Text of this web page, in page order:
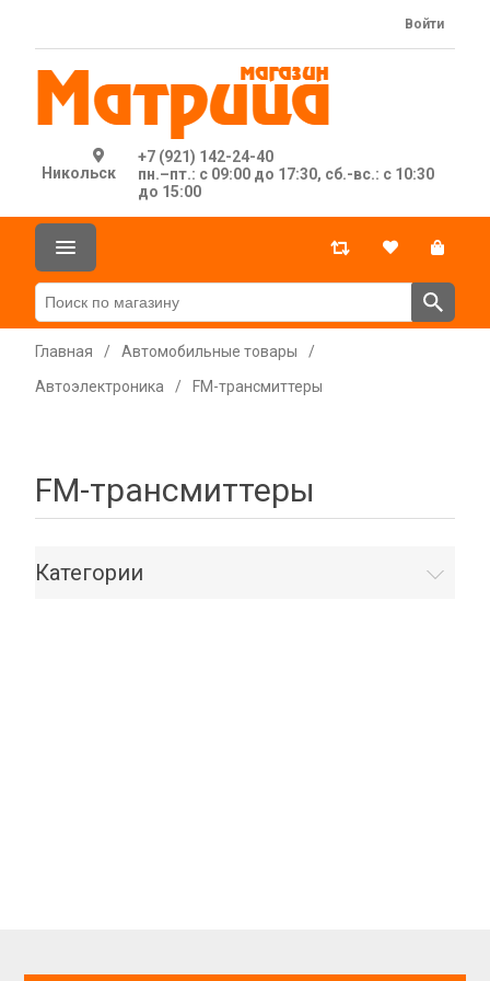
Никольск
+7 (921) 142-24-40
пн.–пт.: с 09:00 до 17:30, сб.-вс.: с 10:30
до 15:00
Войти
Главная / Автомобильные товары
/
Автоэлектроника
/ FM-трансмиттеры
FM-трансмиттеры
Категории